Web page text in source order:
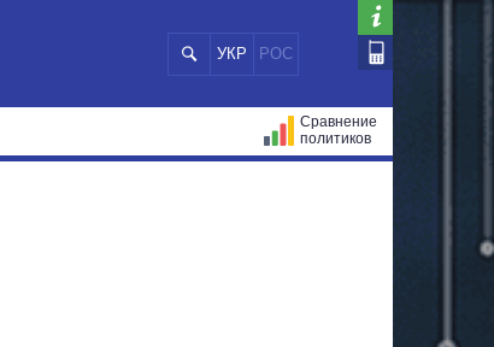
УКР РОС
Сравнение
политиков